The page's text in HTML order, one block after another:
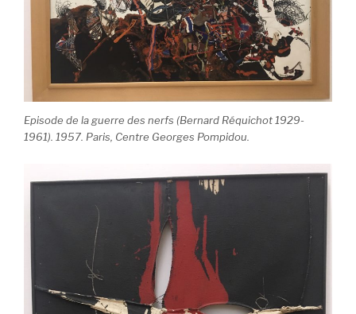
Episode de la guerre des nerfs (Bernard Réquichot 1929-
1961). 1957. Paris, Centre Georges Pompidou.